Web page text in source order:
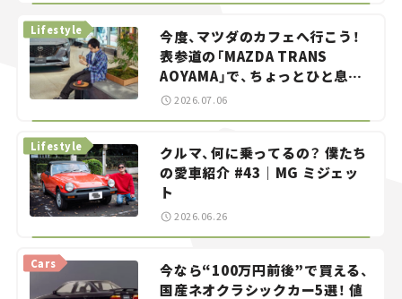
今度、マツダのカフェへ行こう！
表参道の「MAZDA TRANS
AOYAMA」で、ちょっとひと息。
——連載｜CCGとクルマでどうす
Lifestyle
2026.07.06
クルマ、何に乗ってるの？ 僕たち
の愛車紹介 #43｜MG ミジェッ
ト
Lifestyle
2026.06.26
今なら“100万円前後”で買える、
国産ネオクラシックカー5選！ 値
Cars